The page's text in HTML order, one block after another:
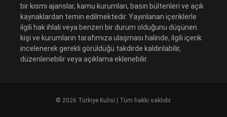
bir kısmı ajanslar, kamu kurumları, basın bültenleri ve açık
kaynaklardan temin edilmektedir. Yayınlanan içeriklerle
ilgili hak ihlali veya benzeri bir durum olduğunu düşünen
kişi ve kurumların tarafımıza ulaşması halinde, ilgili içerik
incelenerek gerekli görüldüğü takdirde kaldırılabilir,
düzenlenebilir veya açıklama eklenebilir.
© 2026 Türkiye Kulisi | Tüm hakkı saklıdır.